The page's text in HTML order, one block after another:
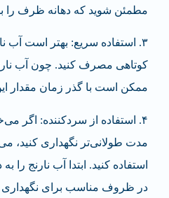
مطمئن شوید که دهانه ظرف را
۳. استفاده سریع: بهتر است آب
ممکن است با گذر زمان مقدار
۴. استفاده از سردکننده : اگر
مدت طولانی‌تر نگهداری کنید،
استفاده کنید. ابتدا آب نارنج
در ظروف مناسب برای نگهداری